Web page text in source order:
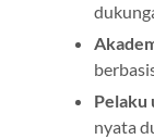
Pelaku
nyata